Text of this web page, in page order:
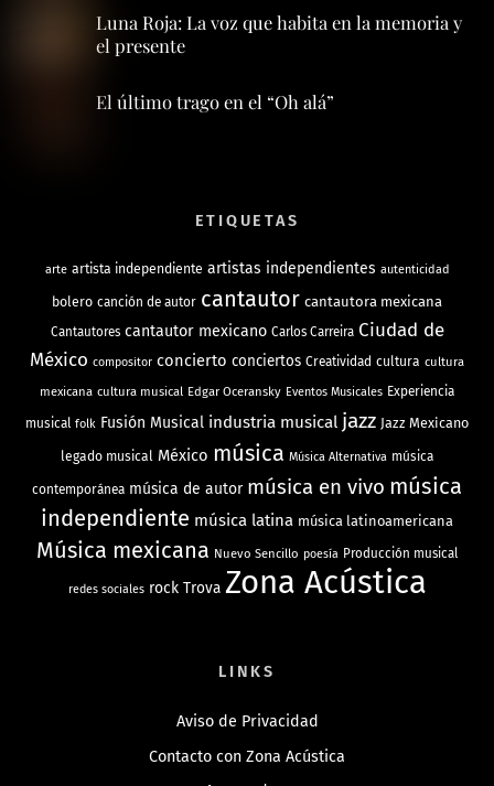
Luna Roja: La voz que habita en la memoria y
el presente
El último trago en el “Oh alá”
ETIQUETAS
arte artista independiente artistas independientes autenticidad
bolero canción de autor cantautor cantautora mexicana
Cantautores cantautor mexicano Carlos Carreira Ciudad de
México compositor concierto conciertos Creatividad cultura cultura
mexicana cultura musical Edgar Oceransky Eventos Musicales Experiencia
musical folk Fusión Musical industria musical jazz Jazz Mexicano
legado musical México música Música Alternativa música
contemporánea música de autor música en vivo música
independiente música latina música latinoamericana
Música mexicana Nuevo Sencillo poesía Producción musical
redes sociales rock Trova Zona Acústica
LINKS
Aviso de Privacidad
Contacto con Zona Acústica